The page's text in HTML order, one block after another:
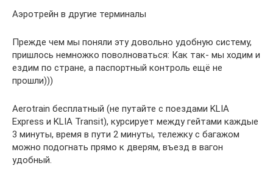
Аэротрейн в другие терминалы
Прежде чем мы поняли эту довольно удобную систему,
пришлось немножко поволноваться: Как так- мы ходим и
ездим по стране, а паспортный контроль ещё не
прошли)))
Aerotrain бесплатный (не путайте с поездами KLIA
Express и KLIA Transit), курсирует между гейтами каждые
3 минуты, время в пути 2 минуты, тележку с багажом
можно подогнать прямо к дверям, въезд в вагон
удобный.